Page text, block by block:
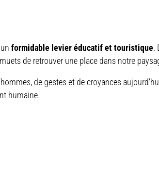
formidable levier éducatif et touristique.
de retrouver une place dans notre
de gestes et de croyances
humaine.